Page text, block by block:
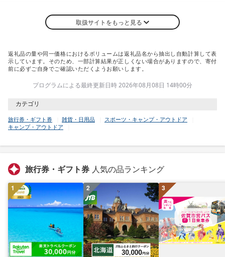
取扱サイトをもっと見る
返礼品の量や同一価格におけるボリュームは返礼品名から抽出し自動計算して表
示しています。そのため、一部計算結果が正しくない場合がありますので、寄付
前に必ずご自身でご確認いただくようお願いします。
プログラムによる最終更新日時 2026年08月08日 14時00分
カテゴリ
旅行券・ギフト券 雑貨・日用品
スポーツ・キャンプ・アウトドア
キャンプ・アウトドア
旅行券・ギフト券 人気の品ランキング
1 2 3